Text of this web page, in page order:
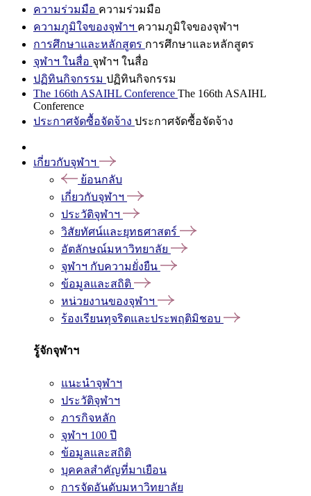
ความร่วมมือ ความร่วมมือ
ความภูมิใจของจุฬาฯ ความภูมิใจของจุฬาฯ
การศึกษาและหลักสูตร การศึกษาและหลักสูตร
จุฬาฯ ในสื่อ จุฬาฯ ในสื่อ
ปฏิทินกิจกรรม ปฏิทินกิจกรรม
The 166th ASAIHL Conference The 166th ASAIHL
Conference
ประกาศจัดซื้อจัดจ้าง ประกาศจัดซื้อจัดจ้าง
เกี่ยวกับจุฬาฯ
ย้อนกลับ
เกี่ยวกับจุฬาฯ
ประวัติจุฬาฯ
วิสัยทัศน์และยุทธศาสตร์
อัตลักษณ์มหาวิทยาลัย
จุฬาฯ กับความยั่งยืน
ข้อมูลและสถิติ
หน่วยงานของจุฬาฯ
ร้องเรียนทุจริตและประพฤติมิชอบ
รู้จักจุฬาฯ
แนะนำจุฬาฯ
ประวัติจุฬาฯ
ภารกิจหลัก
จุฬาฯ 100 ปี
ข้อมูลและสถิติ
บุคคลสำคัญที่มาเยือน
การจัดอันดับมหาวิทยาลัย